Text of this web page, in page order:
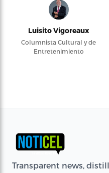
Luisito Vigoreaux
Columnista Cultural y de
Entretenimiento
Transparent news,